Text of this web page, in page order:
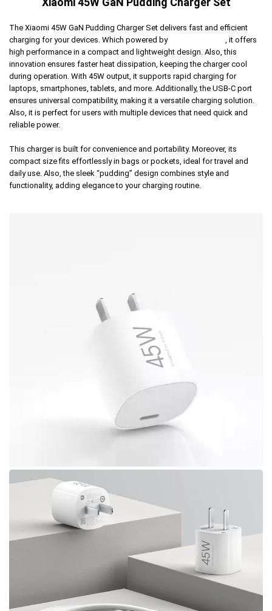
The Xiaomi 45W GaN Pudding Charger Set delivers fast and efficient
charging for your devices. Which powered by
, it offers
high performance in a compact and lightweight design. Also, this
innovation ensures faster heat dissipation, keeping the charger cool
during operation. With 45W output, it supports rapid charging for
laptops, smartphones, tablets, and more. Additionally, the USB-C port
ensures universal compatibility, making it a versatile charging solution.
Also, it is perfect for users with multiple devices that need quick and
reliable power.
This charger is built for convenience and portability. Moreover, its
compact size fits effortlessly in bags or pockets, ideal for travel and
daily use. Also, the sleek “pudding” design combines style and
functionality, adding elegance to your charging routine.